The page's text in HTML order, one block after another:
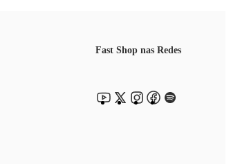
Fast Shop nas Redes